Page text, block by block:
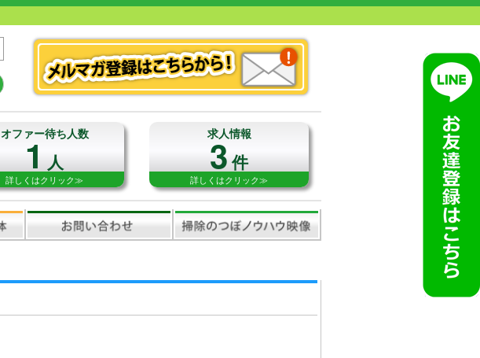
オファー待ち人数
1人
詳しくはクリック≫
求人情報
3件
詳しくはクリック≫